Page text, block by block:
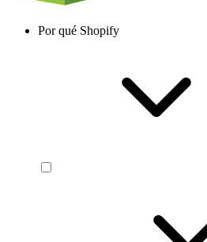
Por qué Shopify